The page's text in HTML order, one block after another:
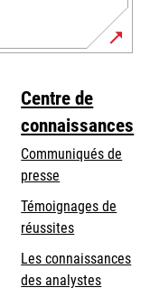
Centre de
connaissances
Communiqués de
presse
Témoignages de
réussites
Les connaissances
des analystes